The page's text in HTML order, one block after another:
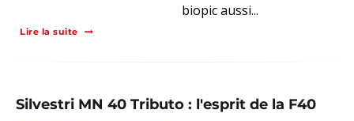
biopic aussi...
Lire la suite
Silvestri MN 40 Tributo : l'esprit de la F40